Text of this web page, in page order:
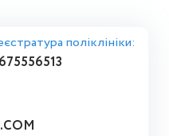
поліклініки: